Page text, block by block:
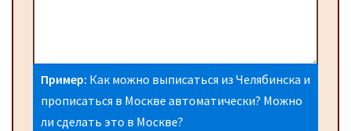
Пример: Как можно выписаться из Челябинска и
прописаться в Москве автоматически? Можно
ли сделать это в Москве?